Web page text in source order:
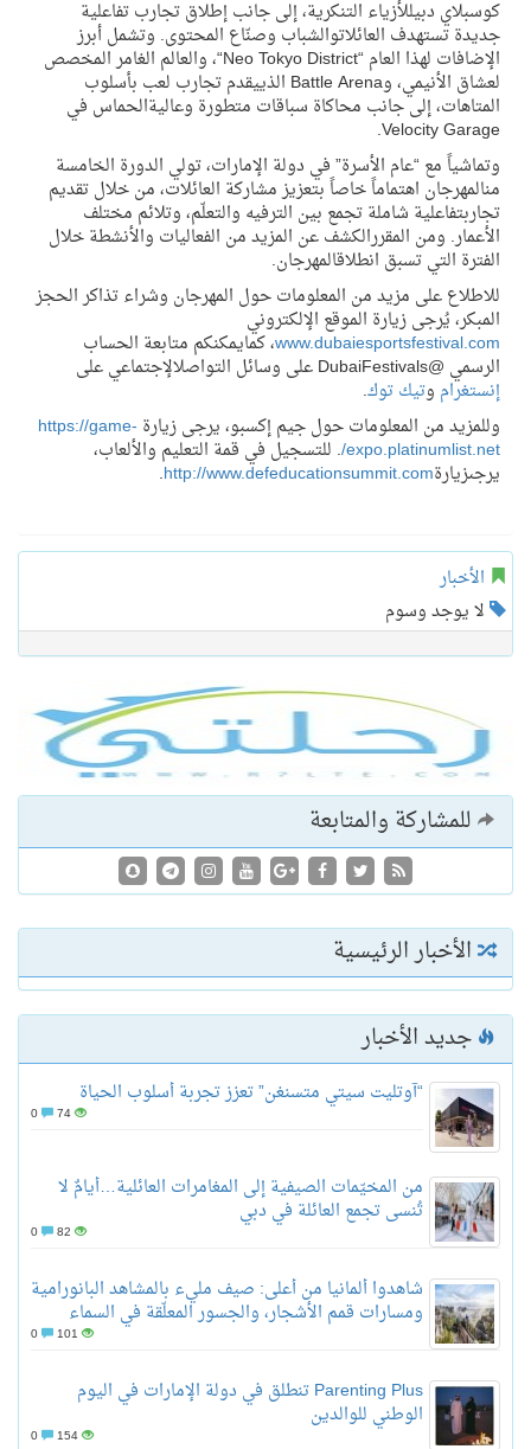
كوسبلاي دبيللأزياء التنكرية،إلىجانبإطلاقتجاربتفاعلية
جديدةتستهدف العائلاتوالشباب وصناع المحتوى. وتشملأبرز
الإضافات لهذا العام “
NeoTokyo District “،والعالم الغامرالمخصص
لعشاق الأنيمي،وBattle Arena الذييقدمتجارب لعب بأسلوب
المتاهات،إلىجانب محاكاة سباقات متطورة وعاليةالحماس في
Velocity Garage
.
وتماشيامع “عام الأسرة”في دولة الإمارات،تولي الدورة الخامسة
منالمهرجان اهتماماخاصابتعزيزمشاركة العائلات،منخلالتقديم
تجاربتفاعلية شاملةتجمع بين الترفيه والتعلم،وتلائم مختلف
الأعمار. ومن المقررالكشفعن المزيدمن الفعاليات والأنشطةخلال
الفترة التيتسبق انطلاقالمهرجان.
للاطلاععلى مزيدمن المعلوماتحول المهرجان وشراءتذاكرالحجز
المبكر،يرجىزيارة الموقع الإلكتروني
www.dubaiesportsfestival.com،كمايمكنكم متابعة الحساب
الرسمي @
DubaiFestivalsعلى وسائل التواصلالإجتماعيعلى
إنستغرام وتيكتوك.
وللمزيدمن المعلوماتحولجيمإكسبو،يرجىزيارة https://game-
expo.platinumlist.net
/
. للتسجيل في قمة التعليم والألعاب،
يرجىزيارةhttp://www.defeducationsummit.com
.
الأخبار
لا يوجد وسوم
للمشاركة والمتابعة
الأخبار الرئيسية
جديد الأخبار
“آوتليت سيتي متسنغن” تعزز تجربة أسلوب الحياة
74
من المخيّمات الصيفية إلى المغامرات العائلية…أيامٌ لا
تُنسى تجمع العائلة في دبي
82
شاهدوا ألمانيا من أعلى: صيف مليء بالمشاهد البانورامية
ومسارات قمم الأشجار، والجسور المعلّقة في السماء
101
Parenting Plus تنطلق في دولة الإمارات في اليوم
الوطني للوالدين
154